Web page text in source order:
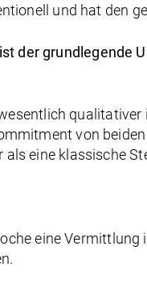
und hat den
der grundlegende
von
eine klassische
eine